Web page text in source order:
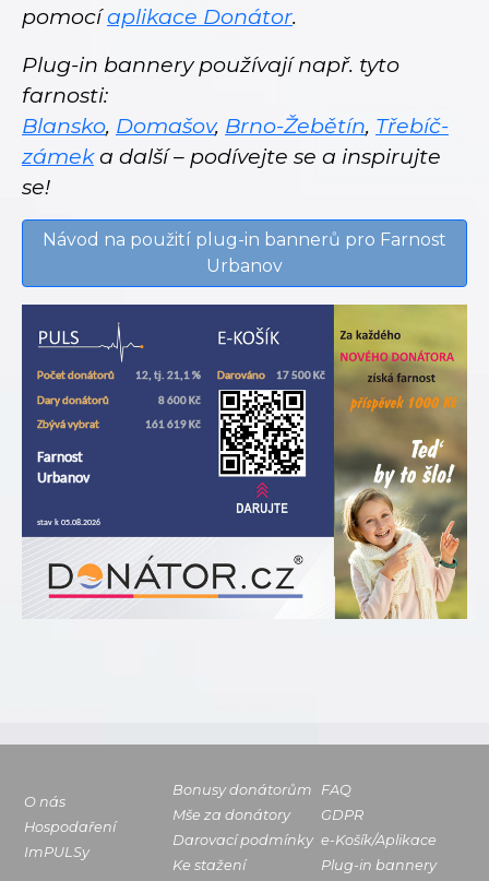
pomocíaplikace Donátor.
Plug-in bannery používají např. tyto
farnosti:
Blansko, Domašov, Brno-Žebětín, Třebíč-
zámeka další – podívejte se a inspirujte
se!
Návod na použití plug-in bannerů pro Farnost
Urbanov
O nás
Hospodaření
ImPULSy
Bonusy donátorům
Mše za donátory
Darovací podmínky
Ke stažení
FAQ
GDPR
e-Košík/Aplikace
Plug-in bannery